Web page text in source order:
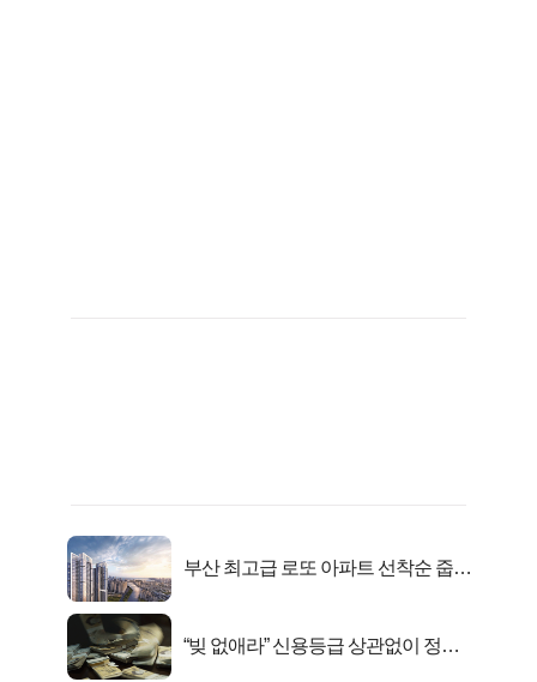
부산 최고급 로또 아파트 선착순 줍줍
“빚 없애라” 신용등급 상관없이 정부